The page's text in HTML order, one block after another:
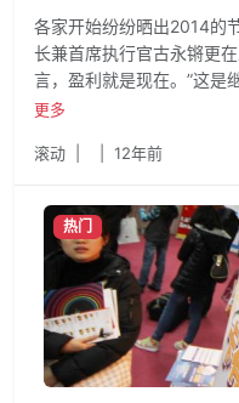
各家开始纷纷晒出2014的
长兼首席执行官古永锵更
言，盈利就是现在。”这是
信号以来，古永锵首次公
更多
滚动 12年前
热门